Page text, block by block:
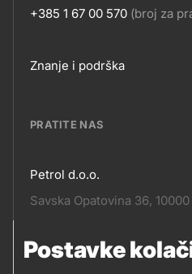
Postavke
+385 1 67 00 570 (broj za
Footer
Znanje i podrška
PRATITE NAS
Pratite
Petrol d.o.o.
Savska Opatovina 36,
Pratite